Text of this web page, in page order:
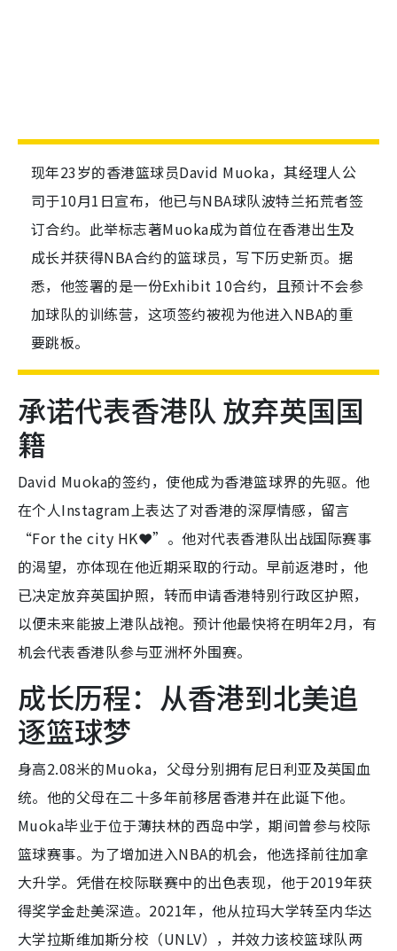
现年23岁的香港篮球员David Muoka，其经理人公
司于10月1日宣布，他已与NBA球队波特兰拓荒者签
订合约。此举标志著Muoka成为首位在香港出生及
成长并获得NBA合约的篮球员，写下历史新页。据
悉，他签署的是一份Exhibit 10合约，且预计不会参
加球队的训练营，这项签约被视为他进入NBA的重
要跳板。
承诺代表香港队 放弃英国国
籍
David Muoka的签约，使他成为香港篮球界的先驱。他
在个人Instagram上表达了对香港的深厚情感，留言
“For the city HK❤️”。他对代表香港队出战国际赛事
的渴望，亦体现在他近期采取的行动。早前返港时，他
已决定放弃英国护照，转而申请香港特别行政区护照，
以便未来能披上港队战袍。预计他最快将在明年2月，有
机会代表香港队参与亚洲杯外围赛。
成长历程：从香港到北美追
逐篮球梦
身高2.08米的Muoka，父母分别拥有尼日利亚及英国血
统。他的父母在二十多年前移居香港并在此诞下他。
Muoka毕业于位于薄扶林的西岛中学，期间曾参与校际
篮球赛事。为了增加进入NBA的机会，他选择前往加拿
大升学。凭借在校际联赛中的出色表现，他于2019年获
得奖学金赴美深造。2021年，他从拉玛大学转至内华达
大学拉斯维加斯分校（UNLV），并效力该校篮球队两